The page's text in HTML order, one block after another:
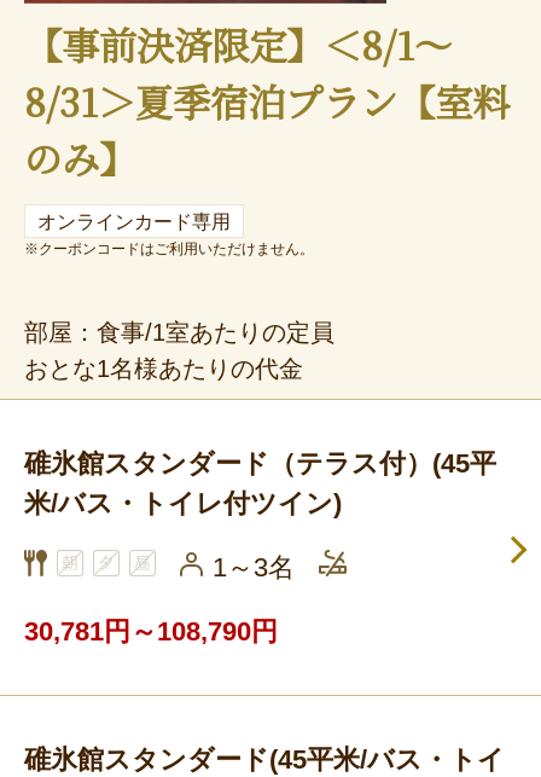
【事前決済限定】＜8/1～
8/31＞夏季宿泊プラン【室料
のみ】
オンラインカード専用
※クーポンコードはご利用いただけません。
部屋：食事/1室あたりの定員
おとな1名様あたりの代金
碓氷館スタンダード（テラス付）(45平
米/バス・トイレ付ツイン)
1～3名
30,781円～108,790円
碓氷館スタンダード(45平米/バス・トイ